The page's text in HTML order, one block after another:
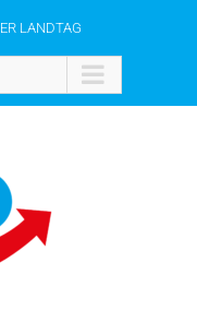
LANDTAG